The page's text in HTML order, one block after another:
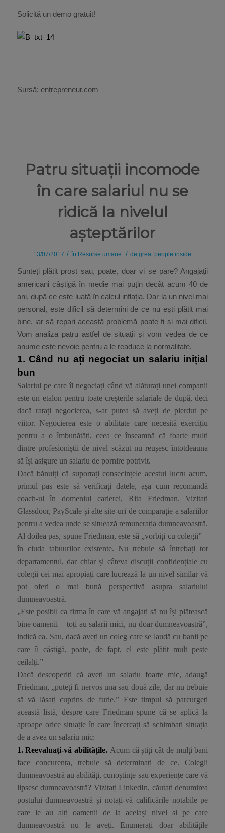
Solicită un demo gratuit!
Sursă: entrepreneur.com
Patru situații incomode
în care salariul nu se
ridică la nivelul
așteptărilor
13/07/2017 / în Resurse umane / degreat people inside
Sunteți plătit prost sau, poate, doar vi se pare? Angajații
americani câștigă în medie mai puțin decât acum 40 de
ani, după ce este luată în calcul inflația. Dar la un nivel mai
personal, este dificil să determini de ce nu ești plătit mai
bine, iar să repari această problemă poate fi și mai dificil.
Vom analiza patru astfel de situații și vom vedea de ce
anume este nevoie pentru a le readuce la normalitate.
1.Când nu ați negociat un salariu inițial
bun
Salariul pe care îl negociați când vă alăturați unei companii
este un etalon pentru toate creșterile salariale de după, deci
dacă ratați negocierea, s-ar putea să aveți de pierdut pe
viitor. Negocierea este o abilitate care necesită exercițiu
pentru a o îmbunătăți, ceea ce înseamnă că foarte mulți
dintre profesioniștii de nivel scăzut nu reușesc întotdeauna
să își asigure un salariu de pornire potrivit.
Dacă bănuiți că suportați consecințele acestui lucru acum,
primul pas este să verificați datele, așa cum recomandă
coach-ul în domeniul carierei, Rita Friedman. Vizitați
Glassdoor, PayScale și alte site-uri de comparație a salariilor
pentru a vedea unde se situează remunerația dumneavoastră.
Al doilea pas, spune Friedman, este să „vorbiți cu colegii” –
în ciuda tabuurilor existente. Nu trebuie să întrebați tot
departamentul, dar chiar și câteva discuții confidențiale cu
colegii cei mai apropiați care lucrează la un nivel similar vă
pot oferi o mai bună perspectivă asupra salariului
dumneavoastră.
„Este posibil ca firma în care vă angajați să nu își plătească
bine oamenii – toți au salarii mici, nu doar dumneavoastră”,
indică ea. Sau, dacă aveți un coleg care se laudă cu banii pe
care îi câștigă, poate, de fapt, el este plătit mult peste
ceilalți.”
Dacă descoperiți că aveți un salariu foarte mic, adaugă
Friedman, „puteți fi nervos una sau două zile, dar nu trebuie
să vă lăsați cuprins de furie.” Este timpul să parcurgeți
această listă, despre care Friedman spune că se aplică la
aproape orice situație în care încercați să schimbați situația
de a avea un salariu mic:
1. Reevaluați-vă abilitățile. Acum că știți cât de mulți bani
face concurența, trebuie să determinați de ce. Colegii
dumneavoastră au abilități, cunoștințe sau experiențe care vă
lipsesc dumneavoastră? Vizitați LinkedIn, căutați denumirea
postului dumneavoastră și notați-vă calificările notabile pe
care le au alți oamenii de la același nivel și pe care
dumneavoastră nu le aveți. Enumerați doar abilitățile